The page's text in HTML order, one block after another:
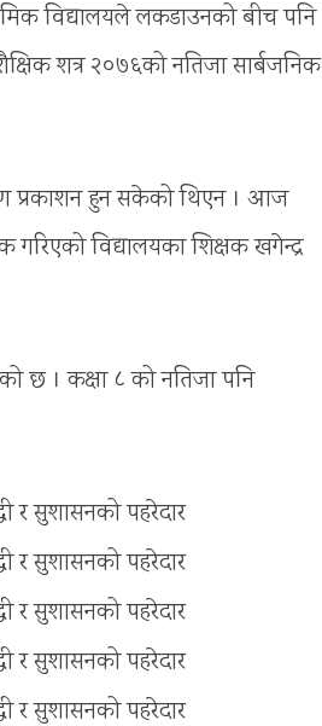
विद्यालयले लकडाउनको बीच पनि
शत्र २०७६को नतिजा सार्बजनिक
प्रकाशन हुन सकेको थिएन । आज
विद्यालयका शिक्षक खगेन्द्र
छ । कक्षा ८ को नतिजा पनि